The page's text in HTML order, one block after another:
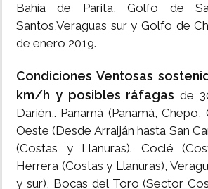
Bahía de Parita, Golfo de
Santos,Veraguas sur y Golfo de
de enero 2019.
Condiciones Ventosas
km/h y posibles ráfagas de
Darién,. Panamá (Panamá, Chepo,
Oeste (Desde Arraiján hasta San
(Costas y Llanuras). Coclé
Herrera (Costas y Llanuras),
y sur), Bocas del Toro (Sector